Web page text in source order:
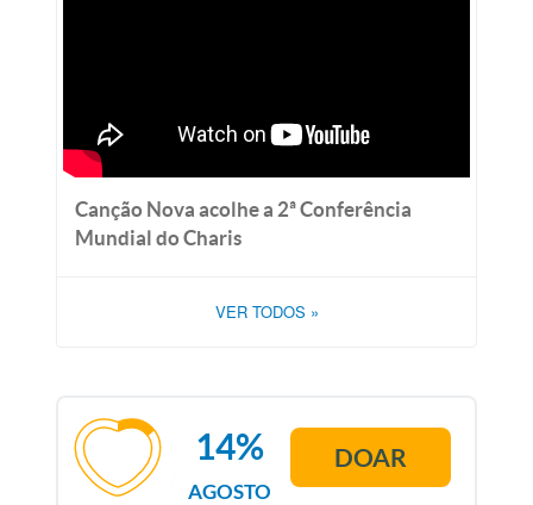
Canção Nova acolhe a 2ª Conferência
Mundial do Charis
VER TODOS »
AGOSTO
14% DOAR